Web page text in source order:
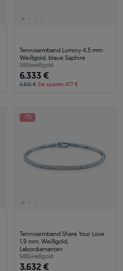
Tennisarmband Luminy 4,5 mm:
Weißgold, blaue Saphire
585|weißgold
6.333 €
6.810 € Sie sparen 477 €
-7%
Tennisarmband Share Your Love
1,9 mm: Weißgold,
Labordiamanten
585|weißgold
3.632 €